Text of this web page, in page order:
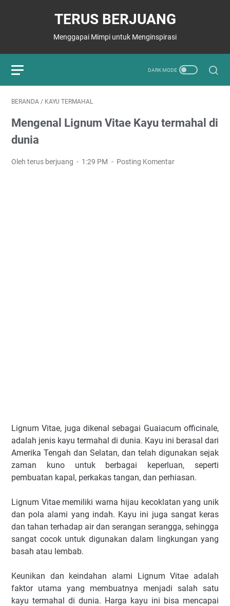
TERUS BERJUANG
Menggapai Mimpi untuk Menginspirasi
BERANDA / KAYU TERMAHAL
Mengenal Lignum Vitae Kayu termahal di
dunia
Oleh terus berjuang 1:29 PM Posting Komentar
Lignum Vitae, juga dikenal sebagai Guaiacum officinale,
adalah jenis kayu termahal di dunia. Kayu ini berasal dari
Amerika Tengah dan Selatan, dan telah digunakan sejak
zaman kuno untuk berbagai keperluan, seperti
pembuatan kapal, perkakas tangan, dan perhiasan.
Lignum Vitae memiliki warna hijau kecoklatan yang unik
dan pola alami yang indah. Kayu ini juga sangat keras
dan tahan terhadap air dan serangan serangga, sehingga
sangat cocok untuk digunakan dalam lingkungan yang
basah atau lembab.
Keunikan dan keindahan alami Lignum Vitae adalah
faktor utama yang membuatnya menjadi salah satu
kayu termahal di dunia. Harga kayu ini bisa mencapai